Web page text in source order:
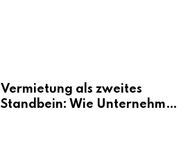
Vermietung als zweites
Standbein: Wie Unternehmen